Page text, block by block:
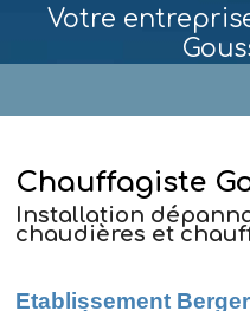
Votre
Chauffagiste
Installation
chaudières et
Etablissement Berger